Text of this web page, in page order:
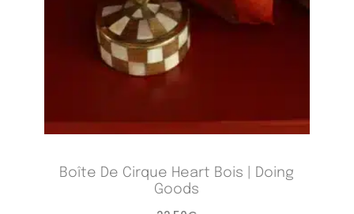
Boîte De Cirque Heart Bois | Doing
Goods